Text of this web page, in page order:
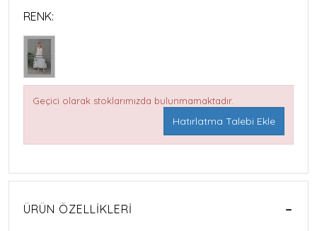
RENK:
Geçici olarak stoklarımızda bulunmamaktadır.
Hatırlatma Talebi Ekle
ÜRÜN ÖZELLIKLERI